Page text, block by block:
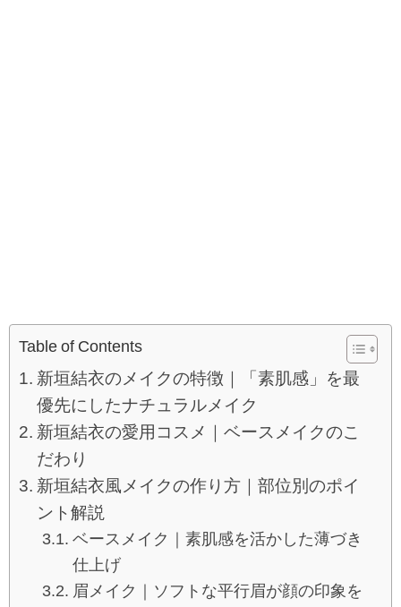
Table of Contents
新垣結衣のメイクの特徴｜「素肌感」を最
優先にしたナチュラルメイク
新垣結衣の愛用コスメ｜ベースメイクのこ
だわり
新垣結衣風メイクの作り方｜部位別のポイ
ント解説
ベースメイク｜素肌感を活かした薄づき
仕上げ
眉メイク｜ソフトな平行眉が顔の印象を